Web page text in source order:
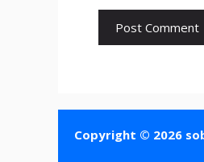
Copyright © 2026